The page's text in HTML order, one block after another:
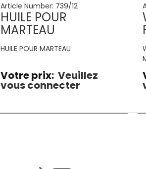
Article Number: 739/12
HUILE POUR
MARTEAU
HUILE POUR MARTEAU
Votre prix: Veuillez
vous connecter